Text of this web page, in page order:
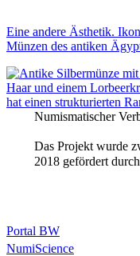
Eine andere Ästhetik.
Münzen des antiken
Numismatischer
Das Projekt wurde
2018 gefördert durch
Portal BW
NumiScience